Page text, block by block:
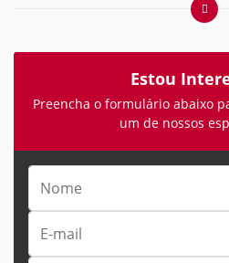
Estou
Preencha o formulário abaixo
um de nossos